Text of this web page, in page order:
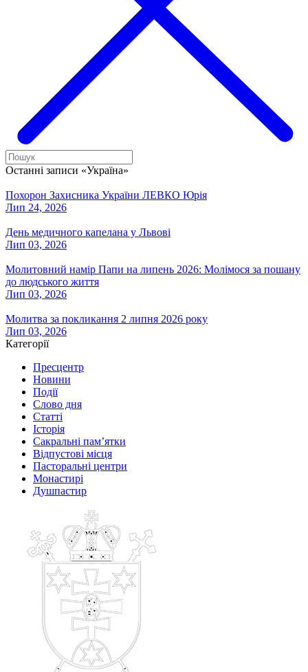
Останні записи «Україна»
Похорон Захисника України ЛЕВКО Юрія
Лип 24, 2026
День медичного капелана у Львові
Лип 03, 2026
Молитовний намір Папи на липень 2026: Молімося за пошану
до людського життя
Лип 03, 2026
Молитва за покликання 2 липня 2026 року
Лип 03, 2026
Категорії
Пресцентр
Новини
Події
Слово дня
Статті
Історія
Сакральні пам’ятки
Відпустові місця
Пасторальні центри
Монастирі
Душпастир